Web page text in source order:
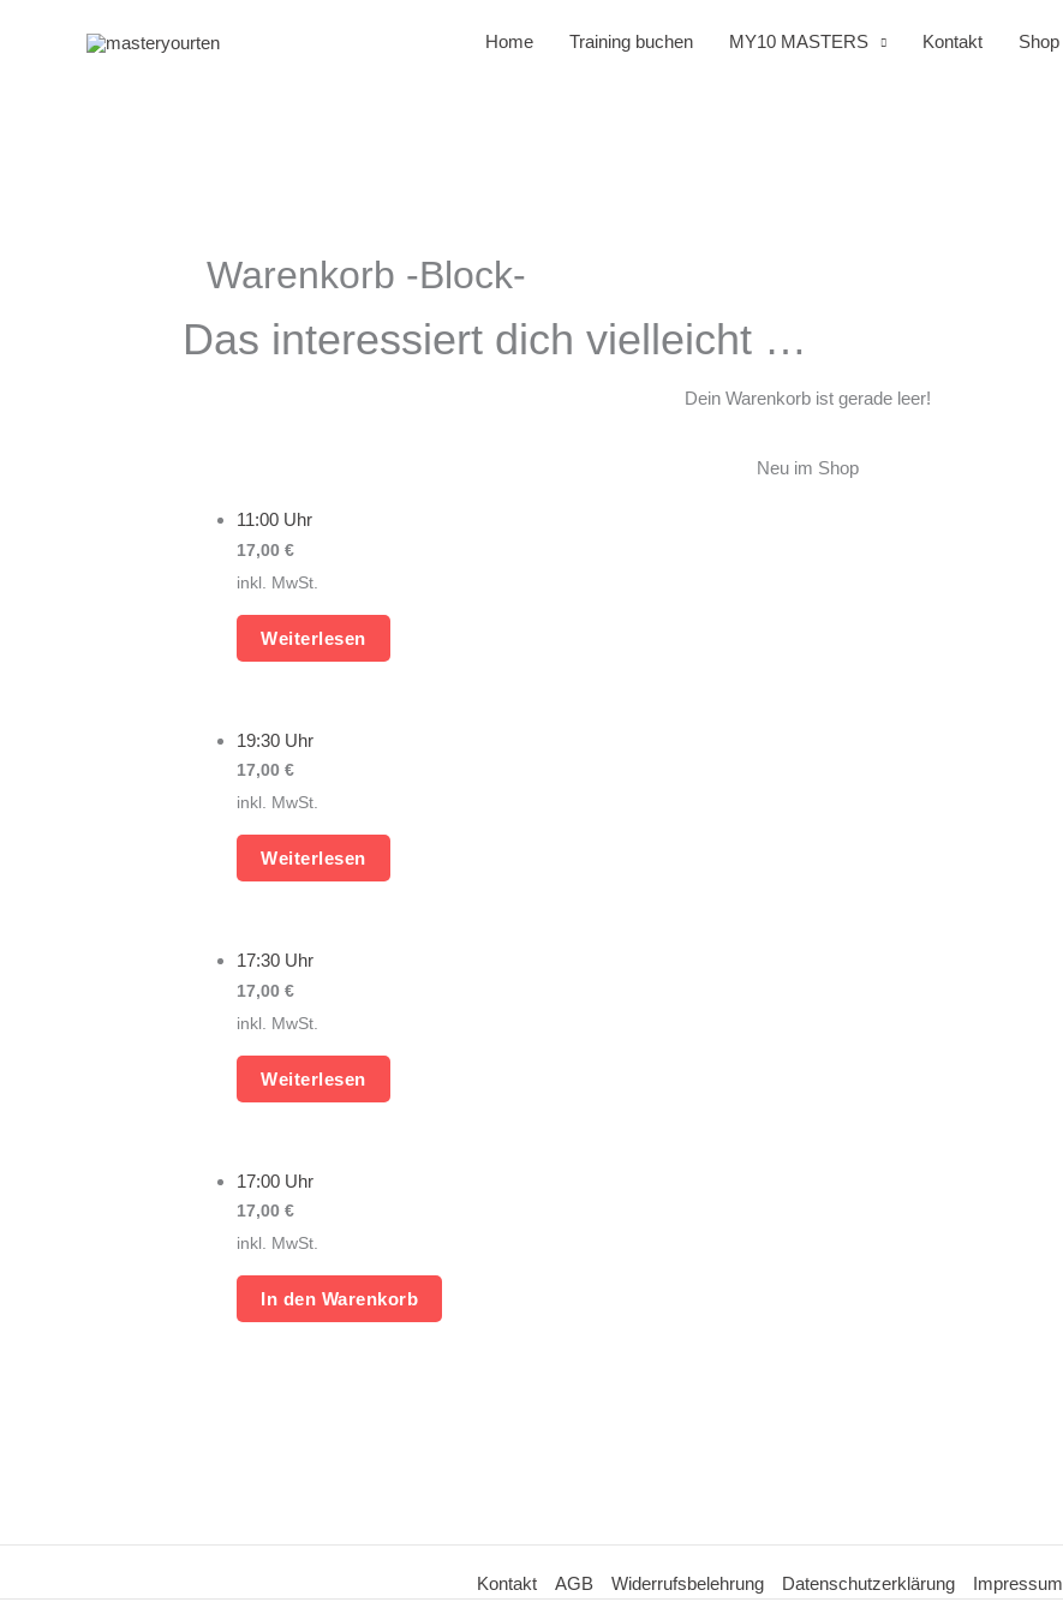
Home Training buchen MY10 MASTERS Kontakt Shop
Warenkorb -Block-
Das interessiert dich vielleicht …
Dein Warenkorb ist gerade leer!
Neu im Shop
11:00 Uhr
17,00€
inkl. MwSt.
Weiterlesen
19:30 Uhr
17,00€
inkl. MwSt.
Weiterlesen
17:30 Uhr
17,00€
inkl. MwSt.
Weiterlesen
17:00 Uhr
17,00€
inkl. MwSt.
In den Warenkorb
Kontakt AGB Widerrufsbelehrung Datenschutzerklärung Impressum